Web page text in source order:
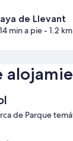
de Llevant
min a pie- 1.2 km
de Parque